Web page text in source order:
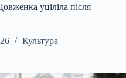
уціліла після
Культура